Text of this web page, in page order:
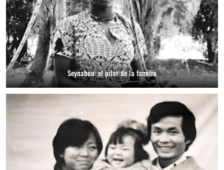
Seynabou: el pilar de la família